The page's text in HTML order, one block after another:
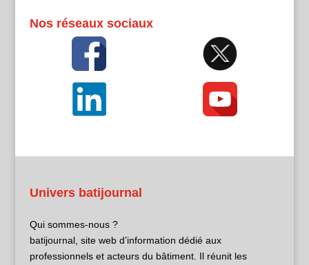
Nos réseaux sociaux
Univers batijournal
Qui sommes-nous ?
batijournal, site web d’information dédié aux
professionnels et acteurs du bâtiment. Il réunit les